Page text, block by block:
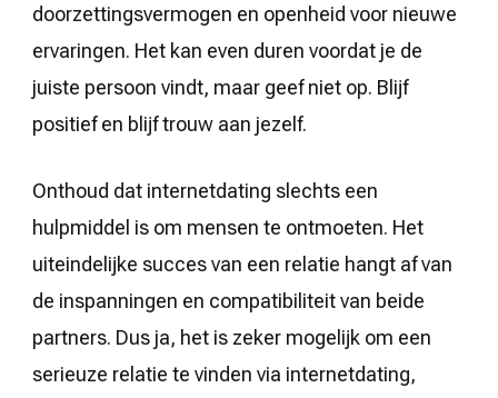
doorzettingsvermogen en openheid voor nieuwe
ervaringen. Het kan even duren voordat je de
juiste persoon vindt, maar geef niet op. Blijf
positief en blijf trouw aan jezelf.
Onthoud dat internetdating slechts een
hulpmiddel is om mensen te ontmoeten. Het
uiteindelijke succes van een relatie hangt af van
de inspanningen en compatibiliteit van beide
partners. Dus ja, het is zeker mogelijk om een
serieuze relatie te vinden via internetdating,